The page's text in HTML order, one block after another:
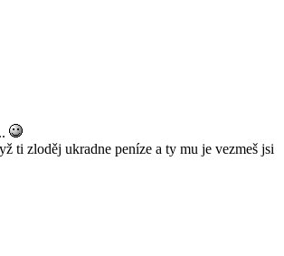
ti zloděj ukradne peníze a ty mu je vezmeš jsi